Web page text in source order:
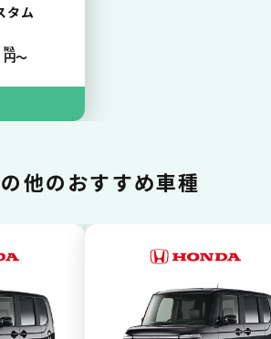
括払いが可能
かったカーリースの利用料金を
払いで可能。
タム
税込
円〜
他のおすすめ車種